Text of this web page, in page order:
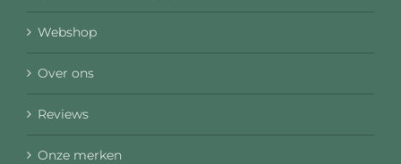
Webshop
Over ons
Reviews
Onze merken